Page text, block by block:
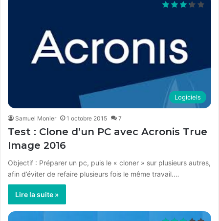
Logiciels
Samuel Monier 1 octobre 2015 7
Test : Clone d’un PC avec Acronis True
Image 2016
Objectif : Préparer un pc, puis le « cloner » sur plusieurs autres,
afin d’éviter de refaire plusieurs fois le même travail.…
Lire la suite »